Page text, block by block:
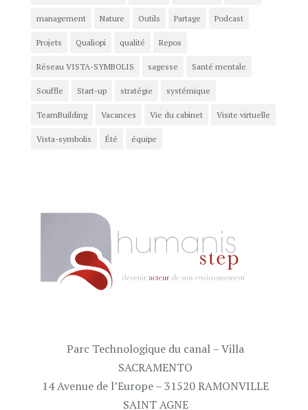
management Nature Outils Partage Podcast
Projets Qualiopi qualité Repos
Réseau VISTA-SYMBOLIS sagesse Santé mentale
Souffle Start-up stratégie systémique
TeamBuilding Vacances Vie du cabinet Visite virtuelle
Vista-symbolis Été équipe
Parc Technologique du canal – Villa
SACRAMENTO
14 Avenue de l’Europe – 31520 RAMONVILLE
SAINT AGNE